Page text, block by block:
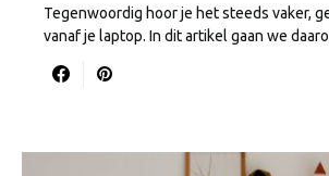
Tegenwoordig hoor je het steeds vaker,
vanaf je laptop. In dit artikel gaan we